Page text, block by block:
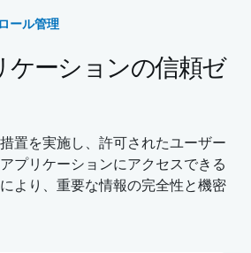
ール管理
ケーションの信頼ゼ
置を実施し、許可されたユーザー
プリケーションにアクセスできる
より、重要な情報の完全性と機密